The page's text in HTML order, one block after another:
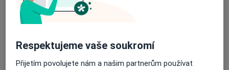
Způsoby platby (soukromé návštěvy)
Na teto adrese lékař přijímá pacienty na pojišťovnu
Detaily
Respektujeme vaše soukromí
Přijetím povolujete nám a našim partnerům používat